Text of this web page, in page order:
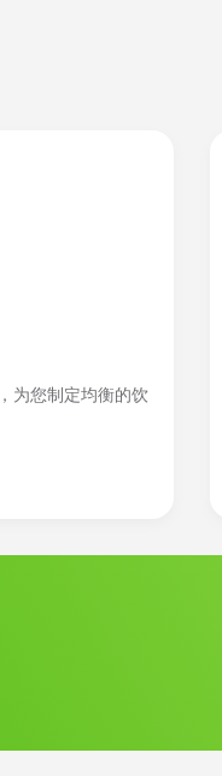
为您制定均衡的饮